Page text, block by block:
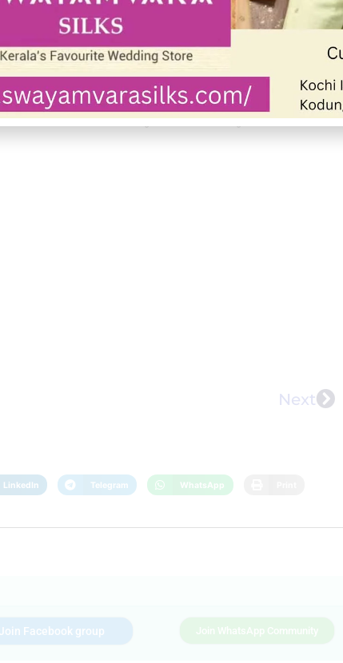
ചോദ്യം ചെയ്തു. കുറച്ചുനാൾ മുൻപ്‌
വീടിന്റെ കതകും ആയുധംകൊണ്ട്
താമസിച്ചിരുന്നയാൾ ഭയന്ന് വീട് വിറ്റുപോയി.
വേണ്ടിയുള്ള അതിക്രമമാണോ എന്ന് പോലീസ്
തീവ്രസ്വഭാവമുള്ള സംഘടനയുടെ പങ്കും
ക്യാമറയും പരിശോധിക്കുകയാണ്.
Next
LinkedIn Telegram WhatsApp
Join Facebook group Join WhatsApp Community